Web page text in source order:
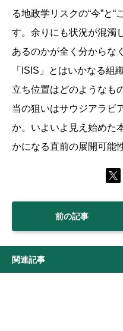
る地政学リスクの“今”と“
す。余りにも状況が混濁
あるのかが全く分からな
「ISIS」とはいかなる組
立ち位置はどのようなも
当の狙いはサウジアラビ
か。いよいよ見え始めた
かになる直前の展開可能
前の記事
関連記事